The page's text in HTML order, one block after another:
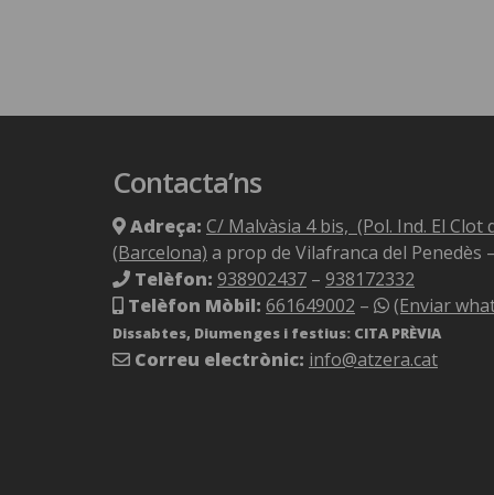
Contacta’ns
Adreça: C/ Malvàsia 4 bis, (Pol. Ind. El Clot
(Barcelona) a prop de Vilafranca del Penedès
Telèfon: 938902437 – 938172332
Telèfon Mòbil: 661649002 – (Enviar
Dissabtes, Diumenges i festius: CITA PRÈVIA
Correu electrònic: info@atzera.cat